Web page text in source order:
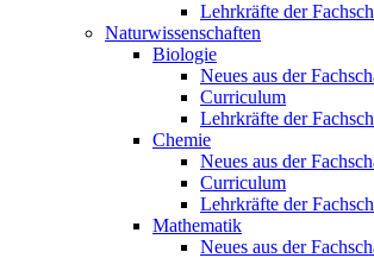
Lehrkräfte der
Naturwissenschaften
Biologie
Neues aus der
Curriculum
Lehrkräfte der
Chemie
Neues aus der
Curriculum
Lehrkräfte der
Mathematik
Neues aus der